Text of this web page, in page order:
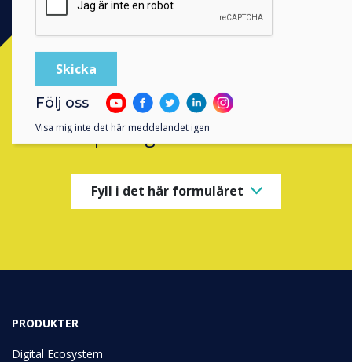
Ready to buy?
Contact aClevertouch
completing the form below
Fyll i det här formuläret
PRODUKTER
Digital Ecosystem
Följ oss
Visa mig inte det här meddelandet igen